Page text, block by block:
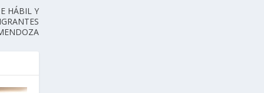
HÁBIL Y